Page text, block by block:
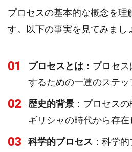
プロセスの基本的な概念を理
す。以下の事実を見てみまし
01 プロセスとは ：プロセ
するための一連のステッ
02 歴史的背景 ：プロセス
ギリシャの時代から存在
03 科学的プロセス ：科学